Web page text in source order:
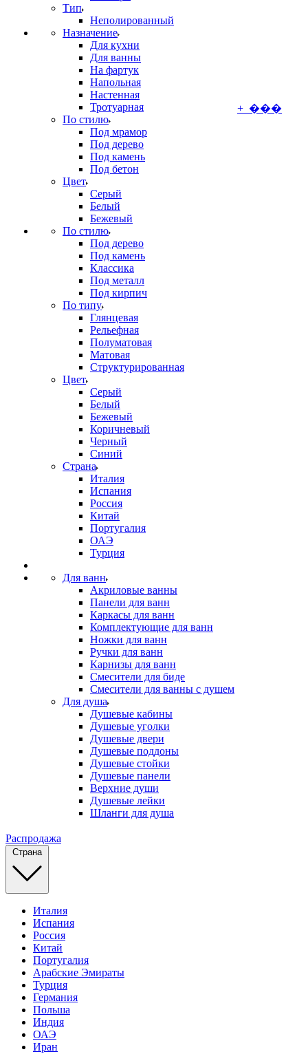
Тип
Неполированный
Назначение
Для кухни
Для ванны
На фартук
Напольная
Настенная
Тротуарная
По стилю
Под мрамор
Под дерево
Под камень
Под бетон
Цвет
Серый
Белый
Бежевый
По стилю
Под дерево
Под камень
Классика
Под металл
Под кирпич
По типу
Глянцевая
Рельефная
Полуматовая
Матовая
Структурированная
Цвет
Серый
Белый
Бежевый
Коричневый
Черный
Синий
Страна
Италия
Испания
Россия
Китай
Португалия
ОАЭ
Турция
Для ванн
Акриловые ванны
Панели для ванн
Каркасы для ванн
Комплектующие для ванн
Ножки для ванн
Ручки для ванн
Карнизы для ванн
Смесители для биде
Смесители для ванны с душем
Для душа
Душевые кабины
Душевые уголки
Душевые двери
Душевые поддоны
Душевые стойки
Душевые панели
Верхние души
Душевые лейки
Шланги для душа
+ ���
Распродажа
Страна
Италия
Испания
Россия
Китай
Португалия
Арабские Эмираты
Турция
Германия
Польша
Индия
ОАЭ
Иран